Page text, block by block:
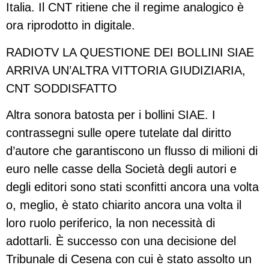
Italia. Il CNT ritiene che il regime analogico è
ora riprodotto in digitale.
RADIOTV LA QUESTIONE DEI BOLLINI SIAE
ARRIVA UN’ALTRA VITTORIA GIUDIZIARIA,
CNT SODDISFATTO
Altra sonora batosta per i bollini SIAE. I
contrassegni sulle opere tutelate dal diritto
d’autore che garantiscono un flusso di milioni di
euro nelle casse della Società degli autori e
degli editori sono stati sconfitti ancora una volta
o, meglio, è stato chiarito ancora una volta il
loro ruolo periferico, la non necessità di
adottarli. È successo con una decisione del
Tribunale di Cesena con cui è stato assolto un